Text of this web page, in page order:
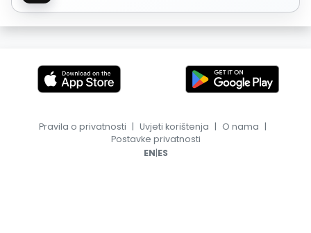
Pravila o privatnosti | Uvjeti korištenja | O nama |
Postavke privatnosti
EN|ES